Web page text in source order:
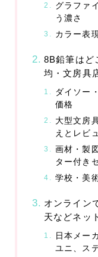
回線
オリジナルギ
結婚・恋愛
ウエディング
グルメ・食品
グルメ予約
グラファ
う濃さ
カラー表
8B鉛筆はど
均・文房具
ダイソー
価格
大型文房
えとレビ
画材・製
ター付き
学校・美
オンライン
天などネッ
日本メー
ユニ、ス